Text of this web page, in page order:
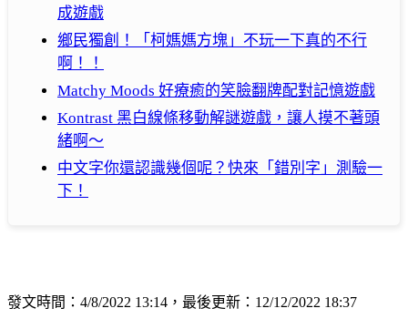
成遊戲
鄉民獨創！「柯媽媽方塊」不玩一下真的不行
啊！！
Matchy Moods 好療癒的笑臉翻牌配對記憶遊戲
Kontrast 黑白線條移動解謎遊戲，讓人摸不著頭
緒啊～
中文字你還認識幾個呢？快來「錯別字」測驗一
下！
發文時間：4/8/2022 13:14，最後更新：12/12/2022 18:37